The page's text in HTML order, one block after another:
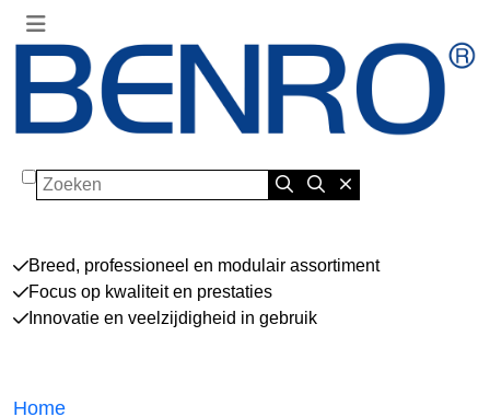
Zoeken
Breed, professioneel en modulair assortiment
Focus op kwaliteit en prestaties
Innovatie en veelzijdigheid in gebruik
Home